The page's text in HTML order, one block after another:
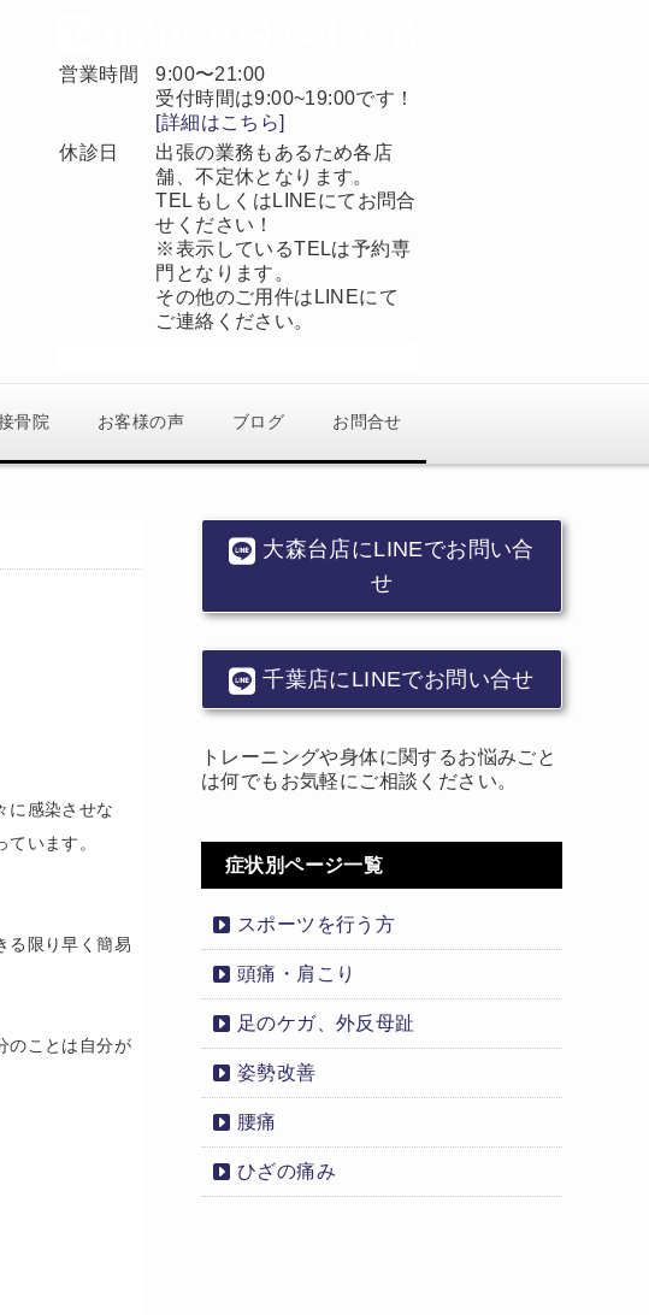
営業時間
9:00〜21:00
受付時間は9:00~19:00です！
[詳細はこちら]
休診日
出張の業務もあるため各店
舗、不定休となります。
TELもしくはLINEにてお問合
せください！
※表示しているTELは予約専
門となります。
その他のご用件はLINEにて
ご連絡ください。
骨院 お客様の声 ブログ お問合せ
に感染させな
います。
る限り早く簡易
のことは自分が
大森台店にLINEでお問い合
せ
千葉店にLINEでお問い合せ
トレーニングや身体に関するお悩みごと
は何でもお気軽にご相談ください。
症状別ページ一覧
スポーツを行う方
頭痛・肩こり
足のケガ、外反母趾
姿勢改善
腰痛
ひざの痛み